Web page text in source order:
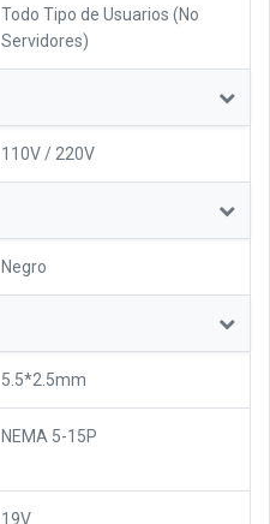
Todo Tipo de Usuarios (No
Servidores)
110V / 220V
Negro
5.5*2.5mm
NEMA 5-15P
19V